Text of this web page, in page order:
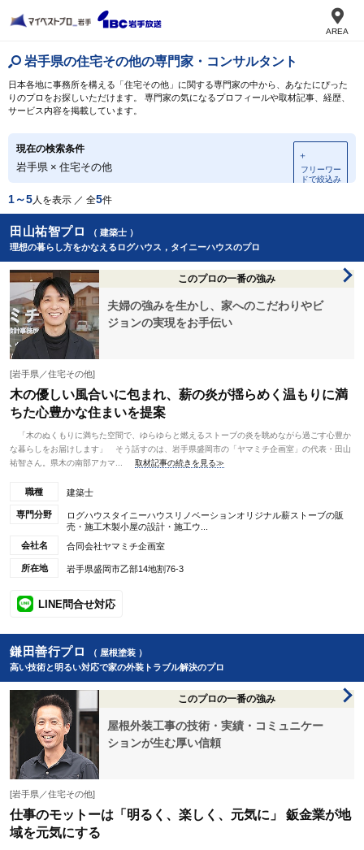
AREA
岩手県の住宅その他の専門家・コンサルタント
日本各地に事務所を構える「住宅その他」に関する専門家の中から、あなたにぴった
りのプロをお探しいただけます。 専門家の気になるプロフィールや取材記事、経歴、
サービス内容を掲載しています。
現在の検索条件
岩手県 × 住宅その他
＋
フリーワー
ドで絞込み
1～5人を表示 ／ 全5件
田山祐智プロ
（ 建築士 ）
理想の暮らし方をかなえるログハウス，タイニーハウスのプロ
このプロの一番の強み
夫婦の強みを生かし、家へのこだわりやビ
ジョンの実現をお手伝い
[岩手県／住宅その他]
木の優しい風合いに包まれ、薪の炎が揺らめく温もりに満
ちた心豊かな住まいを提案
「木のぬくもりに満ちた空間で、ゆらゆらと燃えるストーブの炎を眺めながら過ごす心豊か
な暮らしをお届けします」 そう話すのは、岩手県盛岡市の「ヤマミチ企画室」の代表・田山
祐智さん。県木の南部アカマ...
取材記事の続きを見る≫
職種 建築士
専門分野
ログハウスタイニーハウスリノベーションオリジナル薪ストーブの販
売・施工木製小屋の設計・施工ウ...
会社名
合同会社ヤマミチ企画室
所在地 岩手県盛岡市乙部14地割76-3
LINE問合せ対応
鎌田善行プロ
（ 屋根塗装 ）
高い技術と明るい対応で家の外装トラブル解決のプロ
このプロの一番の強み
屋根外装工事の技術・実績・コミュニケー
ションが生む厚い信頼
[岩手県／住宅その他]
仕事のモットーは「明るく、楽しく、元気に」 鈑金業が地
域を元気にする